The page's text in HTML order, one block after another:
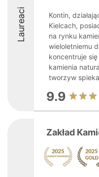
Laureaci
Kontin,
Kielcach,
na rynku
wieloletniemu
koncentruje
kamienia
tworzyw
9.9
Zakład